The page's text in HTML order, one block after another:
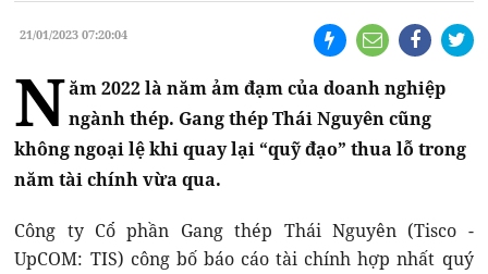
21/01/2023 07:20:04
Năm 2022 là năm ảm đạm của doanh nghiệp
ngành thép. Gang thép Thái Nguyên cũng
không ngoại lệ khi quay lại “quỹ đạo” thua lỗ trong
năm tài chính vừa qua.
Công ty Cổ phần Gang thép Thái Nguyên (Tisco -
UpCOM: TIS) công bố báo cáo tài chính hợp nhất quý